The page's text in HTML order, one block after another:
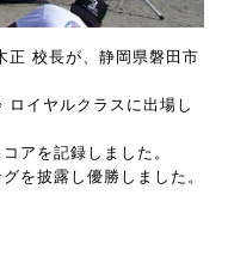
正 校長が、静岡県磐田市
イヤルクラスに出場し
アを記録しました。
を披露し優勝しました。